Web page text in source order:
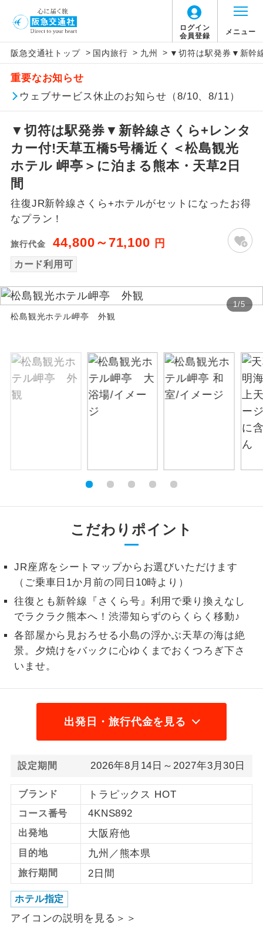
ログイン
会員登録
メニュー
阪急交通社トップ > 国内旅行 > 九州 > ▼切符は駅発券▼新幹
重要なお知らせ
ウェブサービス休止のお知らせ（8/10、8/11）
▼切符は駅発券▼新幹線さくら+レンタ
カー付!天草五橋5号橋近く＜松島観光
ホテル 岬亭＞に泊まる熊本・天草2日
間
往復JR新幹線さくら+ホテルがセットになったお得
なプラン！
旅行代金 44,800～71,100 円
カード利用可
1/5
松島観光ホテル岬亭 外観
こだわりポイント
JR座席をシートマップからお選びいただけます
（ご乗車日1か月前の同日10時より）
往復とも新幹線『さくら号』利用で乗り換えなし
でラクラク熊本へ！渋滞知らずのらくらく移動♪
各部屋から見おろせる小島の浮かぶ天草の海は絶
景。夕焼けをバックに心ゆくまでおくつろぎ下さ
いませ。
出発日・旅行代金を見る
設定期間 2026年8月14日～2027年3月30日
ブランド トラピックス HOT
コース番号 4KNS892
出発地 大阪府他
目的地 九州／熊本県
旅行期間 2日間
ホテル指定
アイコンの説明を見る＞＞
アイコン 説明
添乗員同行
往路出発空港（駅）から復路到着空港
（駅）まで同行します。
現地添乗員同
行
現地到着空港（駅）から最終日出発空港
（駅）まで添乗員が同行します。
バスガイド乗
務
バスガイドが乗務し、車内での観光案内
新コース
世界遺産
ユネスコに登録されている文化遺産や自
絶景 絶景スポットに立ち寄るコースです。
温泉 温泉地にも宿泊するコースです。
露天風呂
す。
ご宿泊ホテルに大浴場が付いています。
お部屋食
お部屋にてゆっくりとお召し上がりいた
だけます。
トラベルイヤ
周りの音を気にせず、ガイドさんの説明
1名様から出発可能な個人型プランで
2名様催行
2名様から出発可能な個人型プランで
す。
おひとり様参
加限定
おひとり様限定でご参加いただけるコー
スです。
1名様1室同代
金
ご夫婦限定でご参加いただけるコースで
す。
女性限定でご参加いただけるコースで
年齢制限あり
です。
航空会社指定
利用航空会社が指定なので、ご出発の計
画にとても便利です。
ホテル指定
ご紹介するホテルを指定したコースで
す。
おひとり様バ
ス2席利用